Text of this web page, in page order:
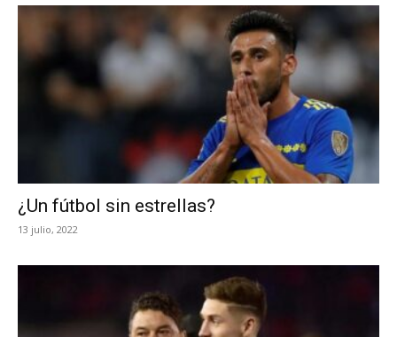
¿Un fútbol sin estrellas?
13 julio, 2022